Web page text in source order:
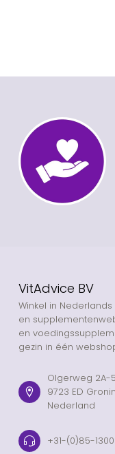
VitAdvice BV
Winkel in
en
en
gezin in één
Olgerweg 2A-5
9723 ED
Nederland
+31-(0)85-